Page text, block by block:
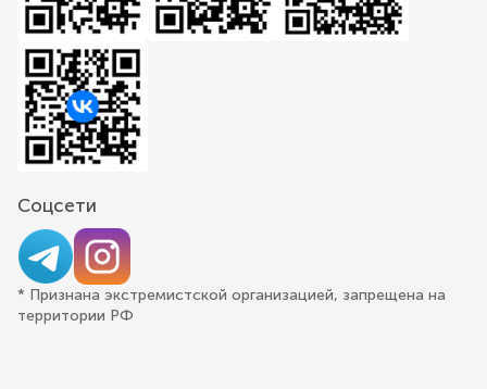
Соцсети
* Признана экстремистской организацией, запрещена на
территории РФ